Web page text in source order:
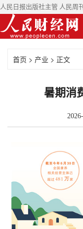
人民日报出版社主管 人民周
首页 > 产业 > 正文
暑期消